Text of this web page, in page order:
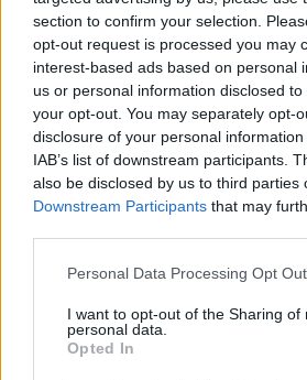
section to confirm your selection.
opt-out request is processed you may
interest-based ads based on personal
us or personal information disclosed
your opt-out. You may separately opt-
disclosure of your personal
IAB’s list of downstream participants.
also be disclosed by us to third parties
Downstream Participants that may
Personal Data Processing Opt
I want to opt-out of the Sharing of
personal data.
Opted In